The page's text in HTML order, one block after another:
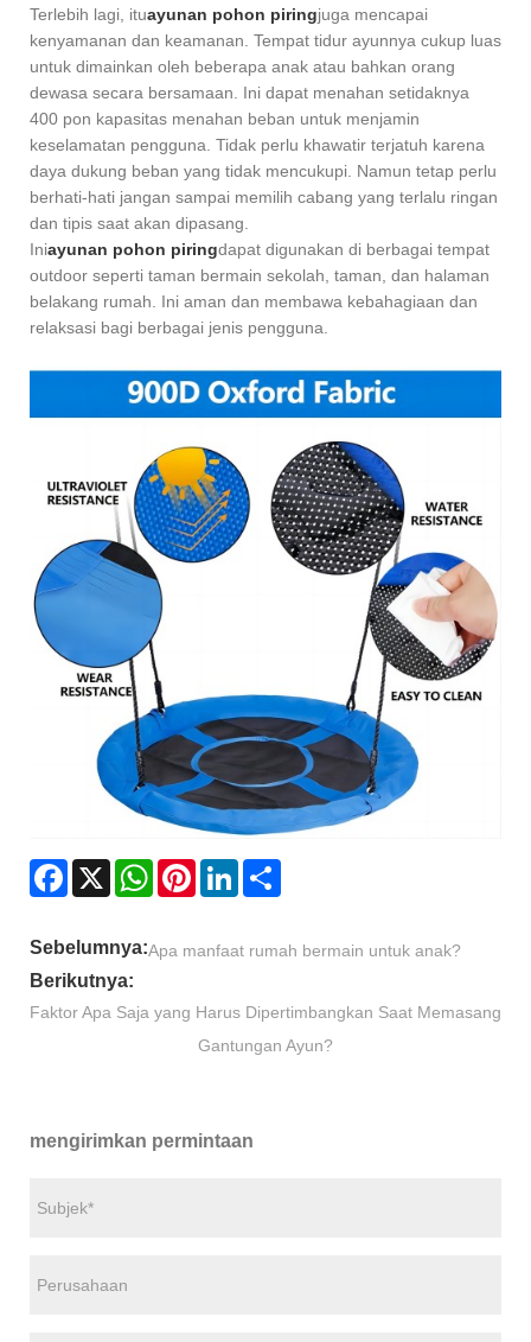
Terlebih lagi, ituayunan pohon piringjuga mencapai
kenyamanan dan keamanan. Tempat tidur ayunnya cukup luas
untuk dimainkan oleh beberapa anak atau bahkan orang
dewasa secara bersamaan. Ini dapat menahan setidaknya
400 pon kapasitas menahan beban untuk menjamin
keselamatan pengguna. Tidak perlu khawatir terjatuh karena
daya dukung beban yang tidak mencukupi. Namun tetap perlu
berhati-hati jangan sampai memilih cabang yang terlalu ringan
dan tipis saat akan dipasang.
Iniayunan pohon piringdapat digunakan di berbagai tempat
outdoor seperti taman bermain sekolah, taman, dan halaman
belakang rumah. Ini aman dan membawa kebahagiaan dan
relaksasi bagi berbagai jenis pengguna.
Facebook
X WhatsAppPinterestLinkedIn
Sebelumnya:Apa manfaat rumah bermain untuk anak?
Berikutnya:
Faktor Apa Saja yang Harus Dipertimbangkan Saat Memasang
Gantungan Ayun?
mengirimkan permintaan